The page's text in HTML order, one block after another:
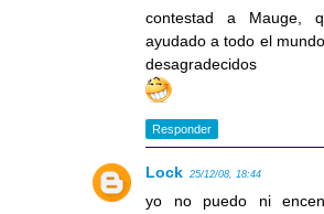
contestad a Mauge,
ayudado a todo el
desagradecidos
Responder
Lock 25/12/08, 18:44
yo no puedo ni